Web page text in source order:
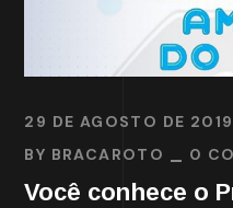
29 DE AGOSTO DE 2019
BY BRACAROTO 0
Você conhece o